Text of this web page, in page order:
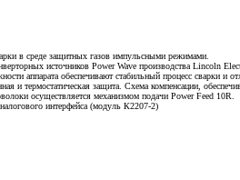
в среде защитных газов импульсными режимами.
источников Power Wave производства Lincoln
аппарата обеспечивают стабильный процесс сварки и
и термостатическая защита. Схема компенсации,
осуществляется механизмом подачи Power Feed 10R.
интерфейса (модуль К2207-2)